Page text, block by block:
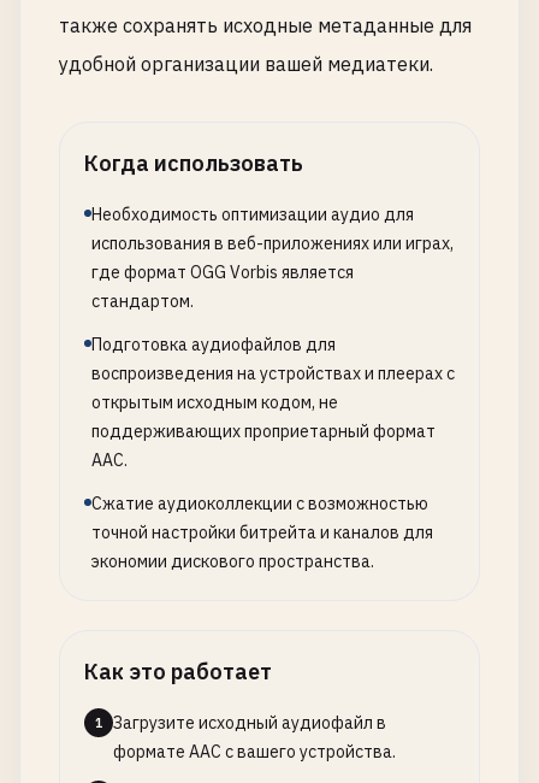
также сохранять исходные метаданные для
удобной организации вашей медиатеки.
Когда использовать
Необходимость оптимизации аудио для
использования в веб-приложениях или играх,
где формат OGG Vorbis является
стандартом.
Подготовка аудиофайлов для
воспроизведения на устройствах и плеерах с
открытым исходным кодом, не
поддерживающих проприетарный формат
AAC.
Сжатие аудиоколлекции с возможностью
точной настройки битрейта и каналов для
экономии дискового пространства.
Как это работает
1
Загрузите исходный аудиофайл в
формате AAC с вашего устройства.